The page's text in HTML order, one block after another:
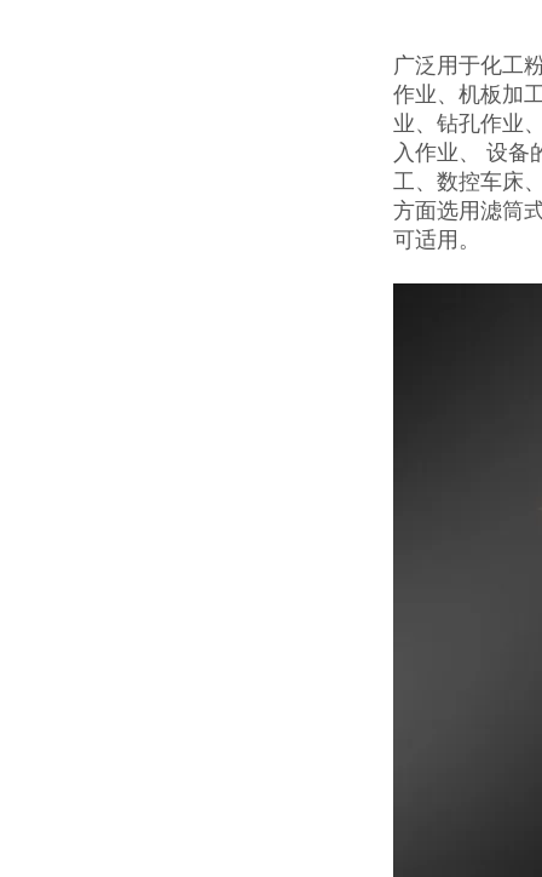
广泛用于化工
作业、机板加
业、钻孔作业
入作业、 设备
工、数控车床
方面选用滤筒
可适用。